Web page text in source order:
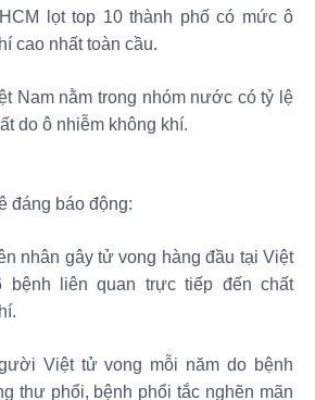
lọt top 10 thành phố có mức ô
cao nhất toàn cầu.
Nam nằm trong nhóm nước có tỷ lệ
do ô nhiễm không khí.
đáng báo động:
nhân gây tử vong hàng đầu tại Việt
bệnh liên quan trực tiếp đến chất
Việt tử vong mỗi năm do bệnh
thư phổi, bệnh phổi tắc nghẽn mãn